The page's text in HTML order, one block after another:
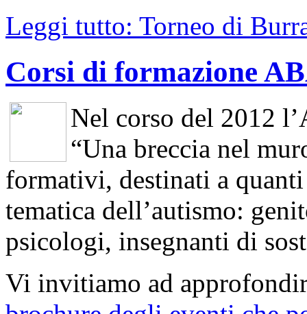
Leggi tutto: Torneo di
Corsi di formazione
Nel corso del 2012
“Una breccia nel
formativi, destinati a
tematica dell’autismo:
psicologi, insegnanti di
Vi invitiamo ad